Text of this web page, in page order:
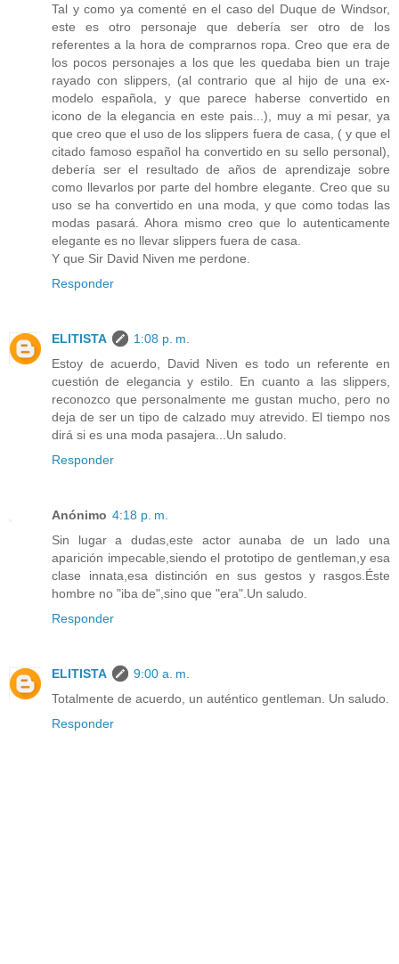
Tal y como ya comenté en el caso del Duque de Windsor,
este es otro personaje que debería ser otro de los
referentes a la hora de comprarnos ropa. Creo que era de
los pocos personajes a los que les quedaba bien un traje
rayado con slippers, (al contrario que al hijo de una ex-
modelo española, y que parece haberse convertido en
icono de la elegancia en este pais...), muy a mi pesar, ya
que creo que el uso de los slippers fuera de casa, ( y que el
citado famoso español ha convertido en su sello personal),
debería ser el resultado de años de aprendizaje sobre
como llevarlos por parte del hombre elegante. Creo que su
uso se ha convertido en una moda, y que como todas las
modas pasará. Ahora mismo creo que lo autenticamente
elegante es no llevar slippers fuera de casa.
Y que Sir David Niven me perdone.
Responder
ELITISTA
1:08 p. m.
Estoy de acuerdo, David Niven es todo un referente en
cuestión de elegancia y estilo. En cuanto a las slippers,
reconozco que personalmente me gustan mucho, pero no
deja de ser un tipo de calzado muy atrevido. El tiempo nos
dirá si es una moda pasajera...Un saludo.
Responder
Anónimo 4:18 p. m.
Sin lugar a dudas,este actor aunaba de un lado una
aparición impecable,siendo el prototipo de gentleman,y esa
clase innata,esa distinción en sus gestos y rasgos.Éste
hombre no "iba de",sino que "era".Un saludo.
Responder
ELITISTA
9:00 a. m.
Totalmente de acuerdo, un auténtico gentleman. Un saludo.
Responder